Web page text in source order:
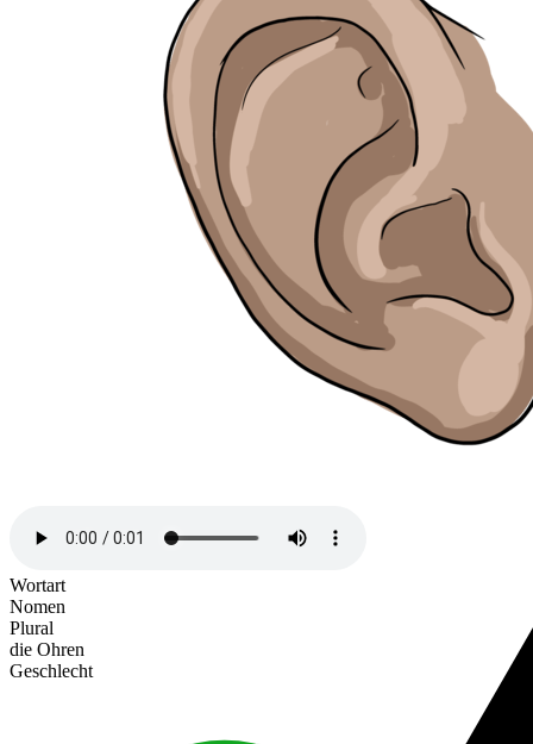
Wortart
Nomen
Plural
die Ohren
Geschlecht